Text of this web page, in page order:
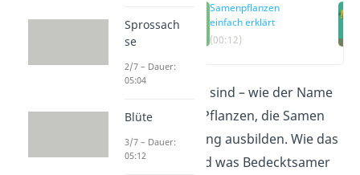
Samenpflanzen
einfach erklärt
(00:12)
Samenpflanzen sind – wie der Name
schon verrät – Pflanzen, die Samen
zur Fortpflanzung ausbilden. Wie das
funktioniert und was Bedecktsamer
Sprossach
se
2/7 – Dauer:
05:04
Blüte
3/7 – Dauer:
05:12